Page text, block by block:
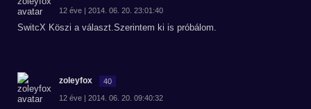
12 éve | 2014. 06. 20. 23:01:40
SwitcX Köszi a választ.Szerintem ki is próbálom.
zoleyfox 40
12 éve | 2014. 06. 20. 09:40:32